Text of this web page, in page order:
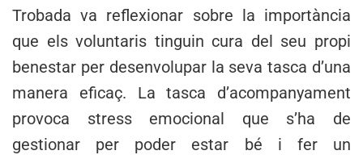
Trobada va reflexionar sobre la importància
que els voluntaris tinguin cura del seu propi
benestar per desenvolupar la seva tasca d’una
manera eficaç. La tasca d’acompanyament
provoca stress emocional que s’ha de
gestionar per poder estar bé i fer un